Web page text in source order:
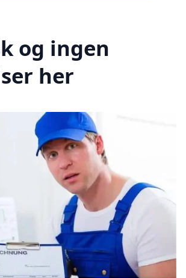
og ingen
her